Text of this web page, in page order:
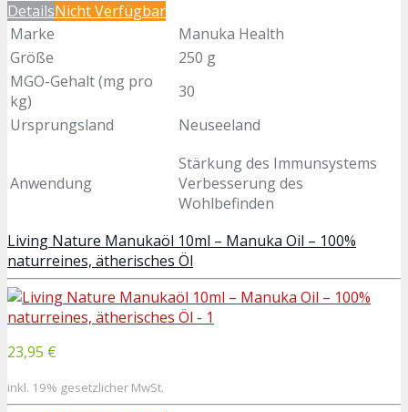
DetailsNicht Verfügbar
Marke
Manuka Health
Größe
250 g
MGO-Gehalt (mg pro
kg)
30
Ursprungsland
Neuseeland
Anwendung
Stärkung des Immunsystems
Verbesserung des
Wohlbefinden
Living Nature Manukaöl 10ml – Manuka Oil – 100%
naturreines, ätherisches Öl
23,95 €
inkl. 19% gesetzlicher MwSt.